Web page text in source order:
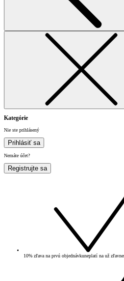
Kategórie
Nie ste prihlásený
Prihlásiť sa
Nemáte účet?
Registrujte sa
10% zľava na prvú objednávkuneplatí na už